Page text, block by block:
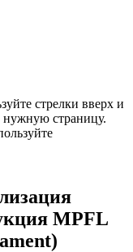
стрелки вверх и
нужную страницу.
MPFL